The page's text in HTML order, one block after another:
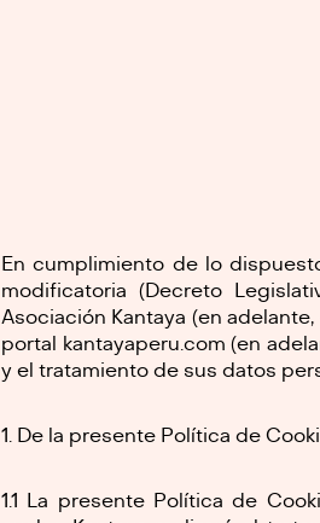
En cumplimiento de lo
modificatoria (Decreto
Asociación Kantaya (en
portal kantayaperu.com (en
y el tratamiento de sus datos
De la presente Política de
1.1 La presente Política de